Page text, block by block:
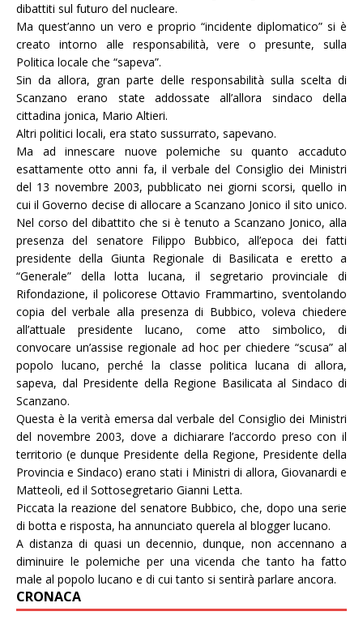
dibattiti sul futuro del nucleare.
Ma quest’anno un vero e proprio “incidente diplomatico” si è
creato intorno alle responsabilità, vere o presunte, sulla
Politica locale che “sapeva”.
Sin da allora, gran parte delle responsabilità sulla scelta di
Scanzano erano state addossate all’allora sindaco della
cittadina jonica, Mario Altieri.
Altri politici locali, era stato sussurrato, sapevano.
Ma ad innescare nuove polemiche su quanto accaduto
esattamente otto anni fa, il verbale del Consiglio dei Ministri
del 13 novembre 2003, pubblicato nei giorni scorsi, quello in
cui il Governo decise di allocare a Scanzano Jonico il sito unico.
Nel corso del dibattito che si è tenuto a Scanzano Jonico, alla
presenza del senatore Filippo Bubbico, all’epoca dei fatti
presidente della Giunta Regionale di Basilicata e eretto a
“Generale” della lotta lucana, il segretario provinciale di
Rifondazione, il policorese Ottavio Frammartino, sventolando
copia del verbale alla presenza di Bubbico, voleva chiedere
all’attuale presidente lucano, come atto simbolico, di
convocare un’assise regionale ad hoc per chiedere “scusa” al
popolo lucano, perché la classe politica lucana di allora,
sapeva, dal Presidente della Regione Basilicata al Sindaco di
Scanzano.
Questa è la verità emersa dal verbale del Consiglio dei Ministri
del novembre 2003, dove a dichiarare l’accordo preso con il
territorio (e dunque Presidente della Regione, Presidente della
Provincia e Sindaco) erano stati i Ministri di allora, Giovanardi e
Matteoli, ed il Sottosegretario Gianni Letta.
Piccata la reazione del senatore Bubbico, che, dopo una serie
di botta e risposta, ha annunciato querela al blogger lucano.
A distanza di quasi un decennio, dunque, non accennano a
diminuire le polemiche per una vicenda che tanto ha fatto
male al popolo lucano e di cui tanto si sentirà parlare ancora.
CRONACA